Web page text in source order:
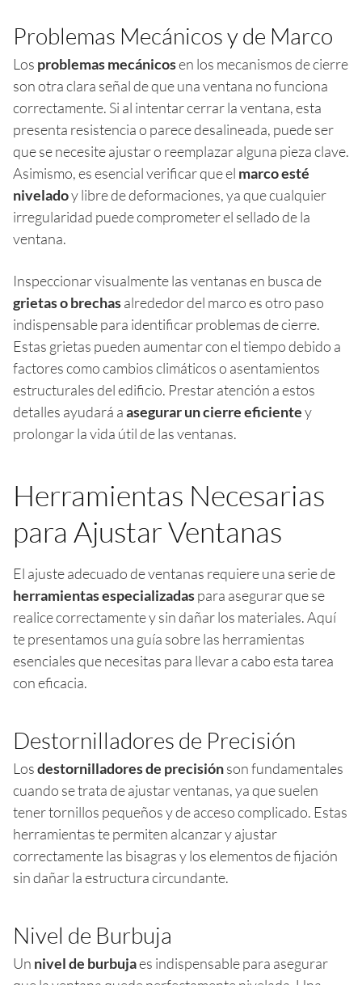
Problemas Mecánicos y de Marco
Los problemas mecánicosen los mecanismos de cierre
son otra clara señal de que una ventana no funciona
correctamente. Si al intentar cerrar la ventana, esta
presenta resistencia o parece desalineada, puede ser
que se necesite ajustar o reemplazar alguna pieza clave.
Asimismo, es esencial verificar que el marco esté
niveladoy libre de deformaciones, ya que cualquier
irregularidad puede comprometer el sellado de la
ventana.
Inspeccionar visualmente las ventanas en busca de
grietas o brechasalrededor del marco es otro paso
indispensable para identificar problemas de cierre.
Estas grietas pueden aumentar con el tiempo debido a
factores como cambios climáticos o asentamientos
estructurales del edificio. Prestar atención a estos
detalles ayudará aasegurar un cierre eficientey
prolongar la vida útil de las ventanas.
Herramientas Necesarias
para Ajustar Ventanas
El ajuste adecuado de ventanas requiere una serie de
herramientas especializadaspara asegurar que se
realice correctamente y sin dañar los materiales. Aquí
te presentamos una guía sobre las herramientas
esenciales que necesitas para llevar a cabo esta tarea
con eficacia.
Destornilladores de Precisión
Losdestornilladores de precisiónson fundamentales
cuando se trata de ajustar ventanas, ya que suelen
tener tornillos pequeños y de acceso complicado. Estas
herramientas te permiten alcanzar y ajustar
correctamente las bisagras y los elementos de fijación
sin dañar la estructura circundante.
Nivel de Burbuja
Un nivel de burbujaes indispensable para asegurar